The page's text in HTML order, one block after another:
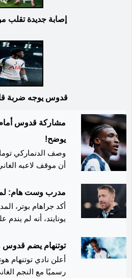
إصابة جديدة تقلب
قدوس يوجه ضربة
مشاركة قدوس
يوضح!
وصف الدنماركي
أن موقف لاعبه
الإنجليزي الممتاز
وتعرض الجناح
تشيلسي، ما أدى
ضد يونايتد، إذا ما
إذا كان قدوس
الموقع الإلكتروني
مدرب وست هام:
أكد جراهام بوتر،
يونايتد، أنه لم
بطولة الدوري
قدوس بالفعل لاعبا
انتقاله للفريق
توتنهام يضم
أعلن نادي توتنهام
رسميًا مع النجم